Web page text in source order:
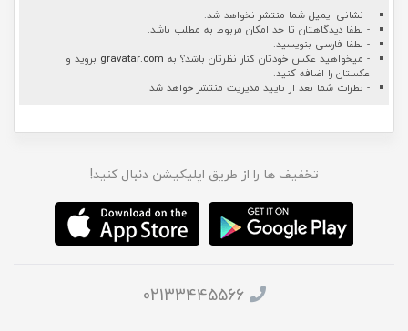
- نشانی ایمیل شما منتشر نخواهد شد.
- لطفا دیدگاهتان تا حد امکان مربوط به مطلب باشد.
- لطفا فارسی بنویسید.
- میخواهید عکس خودتان کنار نظرتان باشد؟ به gravatar.com بروید و
عکستان را اضافه کنید.
- نظرات شما بعد از تایید مدیریت منتشر خواهد شد
تخفیف ها را از طریق اپلیکیشن دنبال کنید!
02133445566